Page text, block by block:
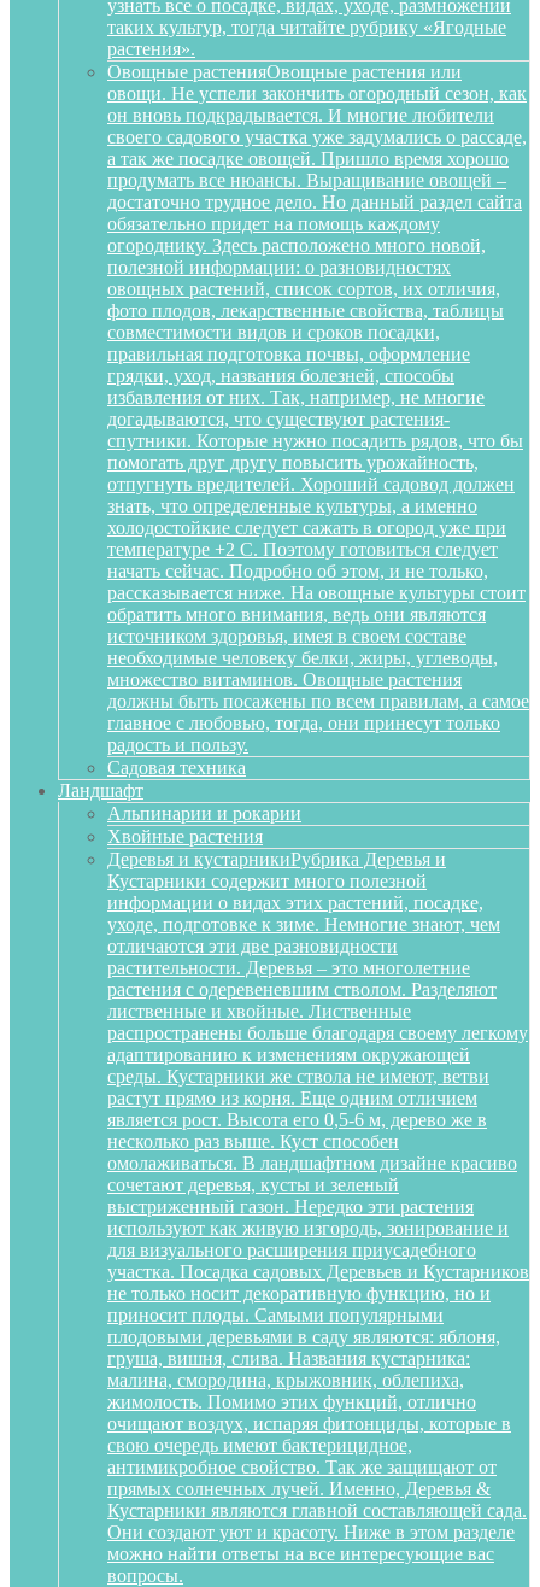
узнать все о посадке, видах, уходе, размножении
таких культур, тогда читайте рубрику «Ягодные
растения».
Овощные растенияОвощные растения или
овощи. Не успели закончить огородный сезон, как
он вновь подкрадывается. И многие любители
своего садового участка уже задумались о рассаде,
а так же посадке овощей. Пришло время хорошо
продумать все нюансы. Выращивание овощей –
достаточно трудное дело. Но данный раздел сайта
обязательно придет на помощь каждому
огороднику. Здесь расположено много новой,
полезной информации: о разновидностях
овощных растений, список сортов, их отличия,
фото плодов, лекарственные свойства, таблицы
совместимости видов и сроков посадки,
правильная подготовка почвы, оформление
грядки, уход, названия болезней, способы
избавления от них. Так, например, не многие
догадываются, что существуют растения-
спутники. Которые нужно посадить рядов, что бы
помогать друг другу повысить урожайность,
отпугнуть вредителей. Хороший садовод должен
знать, что определенные культуры, а именно
холодостойкие следует сажать в огород уже при
температуре +2 С. Поэтому готовиться следует
начать сейчас. Подробно об этом, и не только,
рассказывается ниже. На овощные культуры стоит
обратить много внимания, ведь они являются
источником здоровья, имея в своем составе
необходимые человеку белки, жиры, углеводы,
множество витаминов. Овощные растения
должны быть посажены по всем правилам, а самое
главное с любовью, тогда, они принесут только
радость и пользу.
Садовая техника
Ландшафт
Альпинарии и рокарии
Хвойные растения
Деревья и кустарникиРубрика Деревья и
Кустарники содержит много полезной
информации о видах этих растений, посадке,
уходе, подготовке к зиме. Немногие знают, чем
отличаются эти две разновидности
растительности. Деревья – это многолетние
растения с одеревеневшим стволом. Разделяют
лиственные и хвойные. Лиственные
распространены больше благодаря своему легкому
адаптированию к изменениям окружающей
среды. Кустарники же ствола не имеют, ветви
растут прямо из корня. Еще одним отличием
является рост. Высота его 0,5-6 м, дерево же в
несколько раз выше. Куст способен
омолаживаться. В ландшафтном дизайне красиво
сочетают деревья, кусты и зеленый
выстриженный газон. Нередко эти растения
используют как живую изгородь, зонирование и
для визуального расширения приусадебного
участка. Посадка садовых Деревьев и Кустарников
не только носит декоративную функцию, но и
приносит плоды. Самыми популярными
плодовыми деревьями в саду являются: яблоня,
груша, вишня, слива. Названия кустарника:
малина, смородина, крыжовник, облепиха,
жимолость. Помимо этих функций, отлично
очищают воздух, испаряя фитонциды, которые в
свою очередь имеют бактерицидное,
антимикробное свойство. Так же защищают от
прямых солнечных лучей. Именно, Деревья &
Кустарники являются главной составляющей сада.
Они создают уют и красоту. Ниже в этом разделе
можно найти ответы на все интересующие вас
вопросы.